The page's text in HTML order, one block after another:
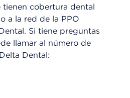
cobertura dental
a la red de la PPO
Si tiene preguntas
llamar al número de
Dental: